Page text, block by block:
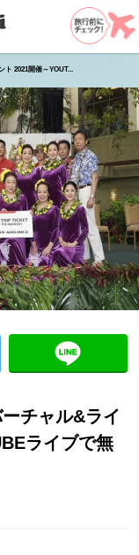
2021開催～YOUT...
チャル&ライ
ライブで無